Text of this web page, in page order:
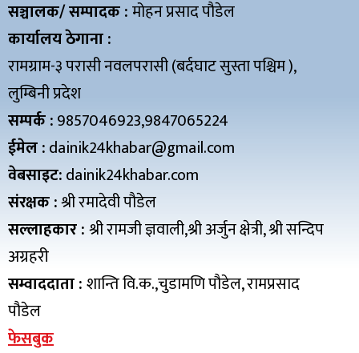
सञ्चालक/ सम्पादक :मोहन प्रसाद पौडेल
कार्यालय ठेगाना :
रामग्राम-३ परासी नवलपरासी (बर्दघाट सुस्ता पश्चिम ),
लुम्बिनी प्रदेश
सम्पर्क :9857046923,9847065224
ईमेल :dainik24khabar@gmail.com
वेबसाइट:dainik24khabar.com
संरक्षक :श्री रमादेवी पौडेल
सल्लाहकार :श्री रामजी ज्ञवाली,श्री अर्जुन क्षेत्री, श्री सन्दिप
अग्रहरी
सम्वाददाता :शान्ति वि.क.,चुडामणि पौडेल, रामप्रसाद
पौडेल
फेसबुक